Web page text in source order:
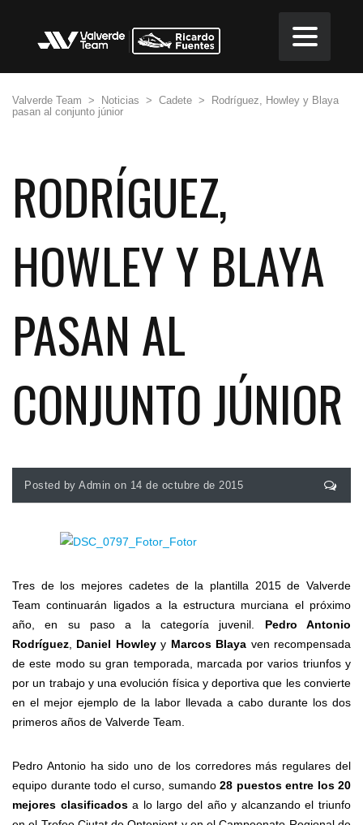
Valverde Team > Noticias > Cadete >
Rodríguez, Howley y Blaya
pasan al conjunto júnior
RODRÍGUEZ,
HOWLEY Y BLAYA
PASAN AL
CONJUNTO JÚNIOR
Posted by Admin on 14 de octubre de 2015
Tres de los mejores cadetes de la plantilla 2015 de Valverde
Team continuarán ligados a la estructura murciana el próximo
año, en su paso a la categoría juvenil. Pedro Antonio
Rodríguez
Daniel Howleyy Marcos Blaya ven recompensada
de este modo su gran temporada, marcada por varios triunfos y
por un trabajo y una evolución física y deportiva que les convierte
en el mejor ejemplo de la labor llevada a cabo durante los dos
primeros años de Valverde Team.
Pedro Antonio ha sido uno de los corredores más regulares del
equipo durante todo el curso, sumando 28 puestos entre los 20
mejores clasificadosa lo largo del año y alcanzando el triunfo